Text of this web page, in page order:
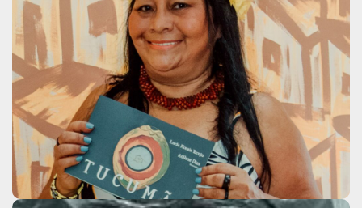
Lucia Tucuju
Clique aqui